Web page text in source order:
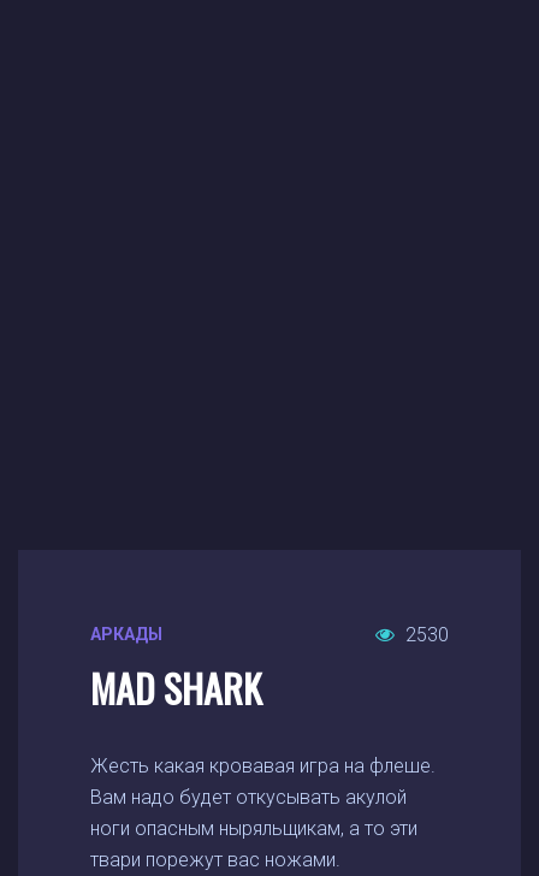
АРКАДЫ 2530
MAD SHARK
Жесть какая кровавая игра на флеше.
Вам надо будет откусывать акулой
ноги опасным ныряльщикам, а то эти
твари порежут вас ножами.